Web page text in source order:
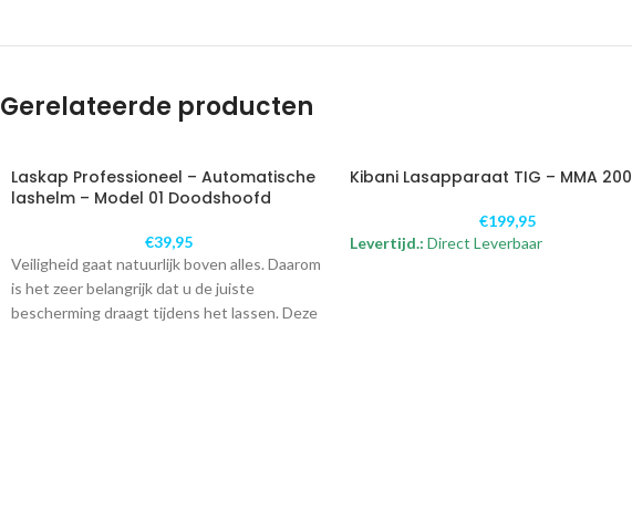
Gerelateerde producten
Laskap Professioneel – Automatische
lashelm – Model 01 Doodshoofd
€39,95
Veiligheid gaat natuurlijk boven alles. Daarom
is het zeer belangrijk dat u de juiste
bescherming draagt tijdens het lassen. Deze
Kibani Lasapparaat TIG – MMA 200
€199,95
Levertijd.: Direct Leverbaar